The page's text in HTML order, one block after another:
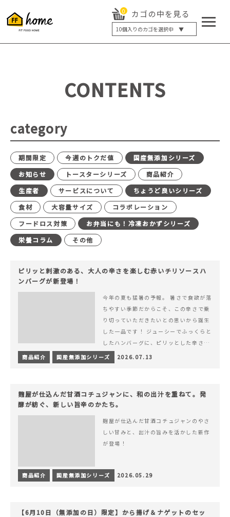
0 カゴの中を見る
10個入りのカゴを選択中 ▼
5個入り
20個入り
最大12%OFF
CONTENTS
category
期間限定 今週のトクだ値
国産無添加シリーズ
お知らせ
トースターシリーズ
商品紹介
生産者
サービスについて
ちょうど良いシリーズ
食材
大容量サイズ
コラボレーション
フードロス対策
お弁当にも！冷凍おかずシリーズ
栄養コラム
その他
ピリッと刺激のある、大人の辛さを楽しむ赤いチリソースハ
ンバーグが新登場！
今年の夏も猛暑の予報。 暑さで食欲が落
ちやすい季節だからこそ、この辛さで乗
り切っていただきたいとの思いから誕生
した一品です！ ジューシーでふっくらと
したハンバーグに、ピリッとした辛さと
コク深い旨みが楽しめる特製チリソース
&hellip; 続きを読む ピリッと刺激のあ
商品紹介 国産無添加シリーズ 2026.07.13
麹屋が仕込んだ甘酒コチュジャンに、和の出汁を重ねて。発
酵が紡ぐ、新しい旨辛のかたち。
麹屋が仕込んだ甘酒コチュジャンのやさ
しい甘みと、出汁の旨みを活かした新作
が登場！
商品紹介 国産無添加シリーズ 2026.05.29
【6月10日（無添加の日）限定】から揚げ＆ナゲットのセッ